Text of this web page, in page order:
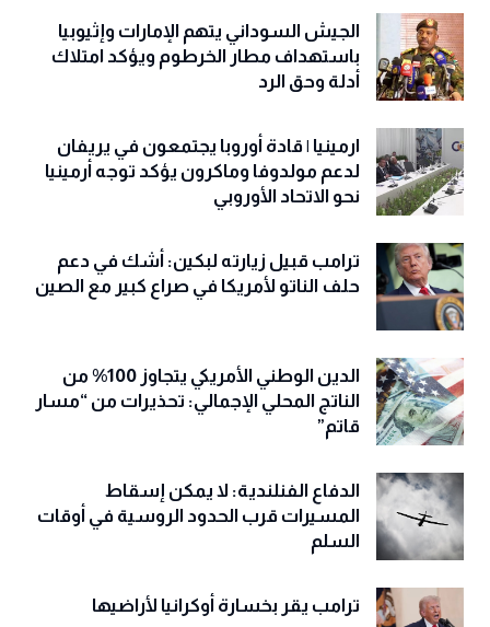
الجيش السوداني يتهم الإمارات وإثيوبيا
باستهداف مطار الخرطوم ويؤكد امتلاك
أدلة وحق الرد
ارمينيا | قادة أوروبا يجتمعون في يريفان
لدعم مولدوفا وماكرون يؤكد توجه أرمينيا
نحو الاتحاد الأوروبي
ترامب قبيل زيارته لبكين: أشك في دعم
حلف الناتو لأمريكا في صراع كبير مع الصين
الدين الوطني الأمريكي يتجاوز 100% من
الناتج المحلي الإجمالي: تحذيرات من “مسار
قاتم”
الدفاع الفنلندية: لا يمكن إسقاط
المسيرات قرب الحدود الروسية في أوقات
السلم
ترامب يقر بخسارة أوكرانيا لأراضيها